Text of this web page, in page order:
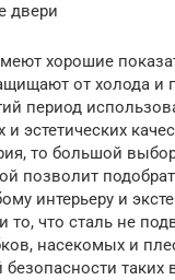
двери
хорошие
от холода и
период
эстетических
то большой
позволит
интерьеру и
то, что сталь не
насекомых и
таких